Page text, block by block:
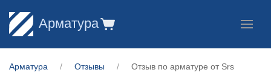
Арматура
Арматура Отзывы Отзыв по арматуре от Srs